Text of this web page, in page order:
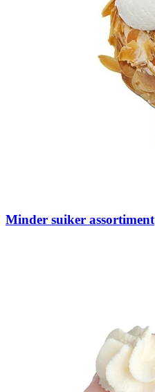
Minder suiker assortiment